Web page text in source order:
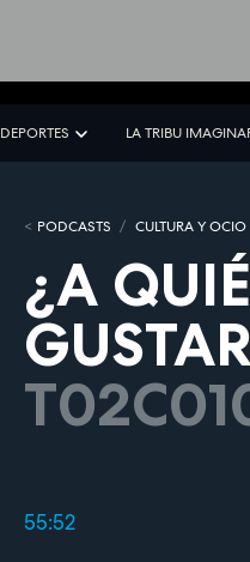
DEPORTES LA TRIBU
PODCASTS CULTURA Y OCIO
¿A
55:52